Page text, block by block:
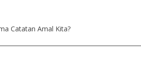
Catatan Amal Kita?